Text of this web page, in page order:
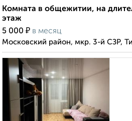
Комната в общежитии, на
этаж
5 000 ₽ в месяц
Московский район, мкр. 3-й СЗР,